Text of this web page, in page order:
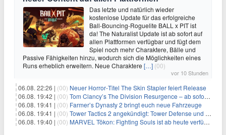
Das letzte und natürlich wieder
kostenlose Update für das erfolgreiche
Ball-Bouncing-Roguelite BALL x PIT ist
da! The Naturalist Update ist ab sofort auf
allen Plattformen verfügbar und fügt dem
Spiel noch mehr Charaktere, Bälle und
Passive Fähigkeiten hinzu, wodurch sich die Möglichkeiten eines
Runs erheblich erweitern. Neue Charaktere […] (00)
vor 10 Stunden
06.08. 22:26 | (00) Neuer Horror‑Titel The Skin Stapler feiert Release
06.08. 19:42 | (00) Tom Clancy’s The Division Resurgence – ab sofort für euch verfügbar
06.08. 19:41 | (00) Farmer’s Dynasty 2 bringt euch neue Fahrzeuge
06.08. 19:41 | (00) Tower Tactics 2 angekündigt: Tower Defense und Deckbuilding Kombo kehrt zurück
06.08. 19:40 | (00) MARVEL Tōkon: Fighting Souls ist ab heute verfügbar